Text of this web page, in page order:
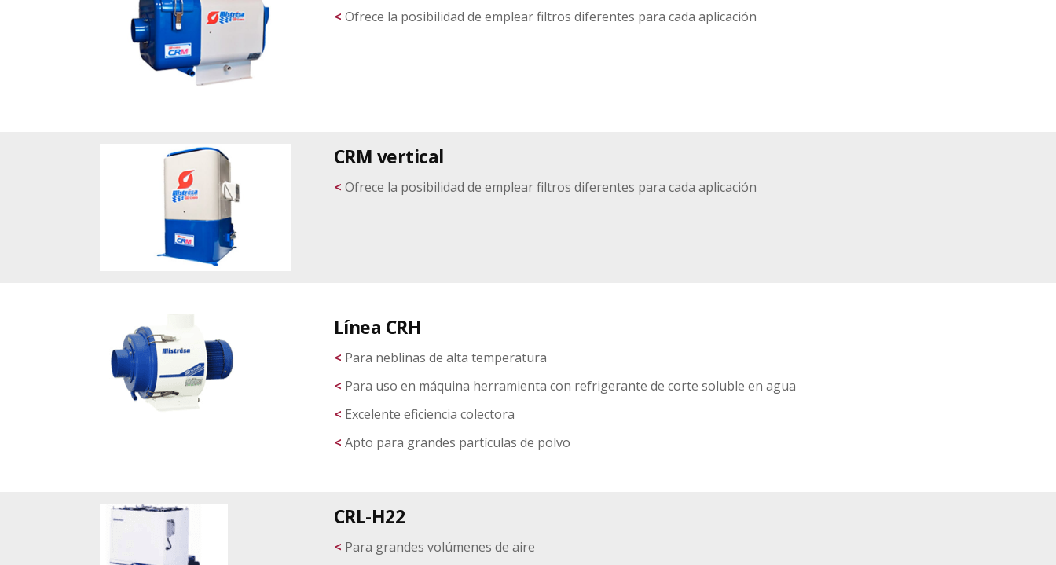
< Ofrece la posibilidad de emplear filtros diferentes para cada aplicación
CRM vertical
< Ofrece la posibilidad de emplear filtros diferentes para cada aplicación
Línea CRH
< Para neblinas de alta temperatura
< Para uso en máquina herramienta con refrigerante de corte soluble en agua
< Excelente eficiencia colectora
< Apto para grandes partículas de polvo
CRL-H22
< Para grandes volúmenes de aire